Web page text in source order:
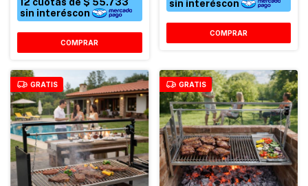
COMPRAR
COMPRAR
GRATIS GRATIS